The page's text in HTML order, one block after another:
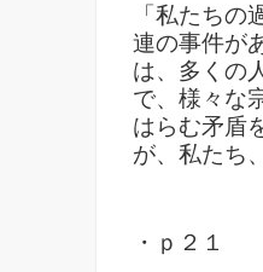
「私たち
連の事件が
は、多くの
で、様々な
はらむ矛盾
が、私たち
・ｐ２１